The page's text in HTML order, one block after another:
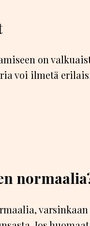
on
voi ilmetä